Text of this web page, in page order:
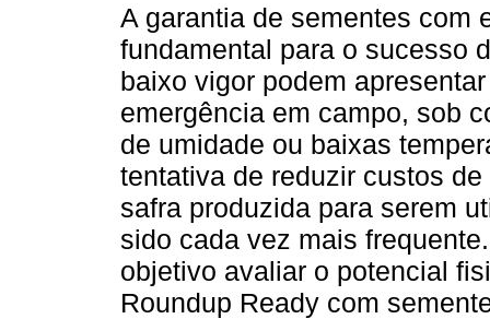
A garantia de sementes com
fundamental para o sucesso
baixo vigor podem
emergência em campo, sob
de umidade ou baixas
tentativa de reduzir custos
safra produzida para serem
sido cada vez mais
objetivo avaliar o potencial
Roundup Ready com